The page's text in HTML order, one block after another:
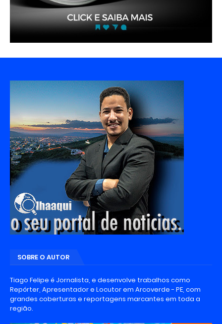
SOBRE O AUTOR
Tiago Felipe é Jornalista, e desenvolve trabalhos como
Repórter, Apresentador e Locutor em Arcoverde - PE, com
grandes coberturas e reportagens marcantes em toda a
região.